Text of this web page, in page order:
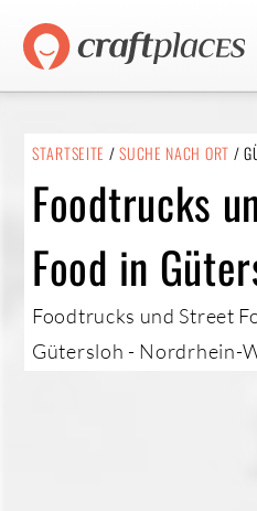
STARTSEITE /SUCHE NACH ORT /
Foodtrucks
Food in
Foodtrucks und Street
Gütersloh - Nordrhein-